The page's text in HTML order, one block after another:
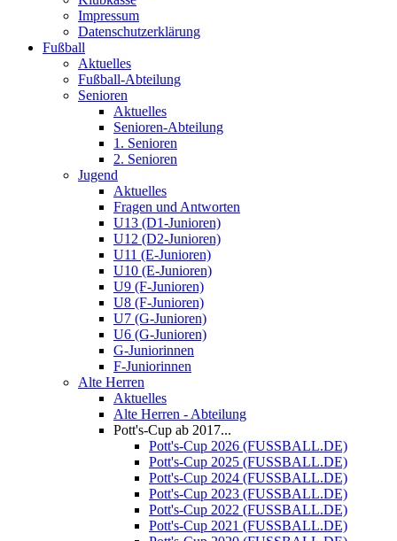
Impressum
Datenschutzerklärung
Fußball
Aktuelles
Fußball-Abteilung
Senioren
Aktuelles
Senioren-Abteilung
1. Senioren
2. Senioren
Jugend
Aktuelles
Fragen und Antworten
U13 (D1-Junioren)
U12 (D2-Junioren)
U11 (E-Junioren)
U10 (E-Junioren)
U9 (F-Junioren)
U8 (F-Junioren)
U7 (G-Junioren)
U6 (G-Junioren)
G-Juniorinnen
F-Juniorinnen
Alte Herren
Aktuelles
Alte Herren - Abteilung
Pott's-Cup ab 2017...
Pott's-Cup 2026 (FUSSBALL.DE)
Pott's-Cup 2025 (FUSSBALL.DE)
Pott's-Cup 2024 (FUSSBALL.DE)
Pott's-Cup 2023 (FUSSBALL.DE)
Pott's-Cup 2022 (FUSSBALL.DE)
Pott's-Cup 2021 (FUSSBALL.DE)